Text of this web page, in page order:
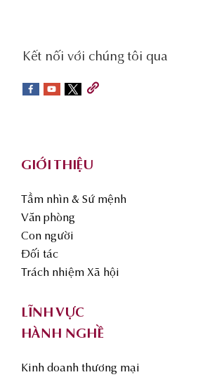
social-
sidebar
Kết nối với chúng tôi qua
GIỚI THIỆU
Tầm nhìn & Sứ mệnh
Văn phòng
Con người
Đối tác
Trách nhiệm Xã hội
LĨNH VỰC
HÀNH NGHỀ
Kinh doanh thương mại